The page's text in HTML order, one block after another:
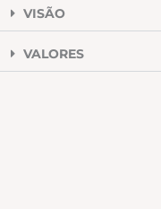
VISÃO
VALORES